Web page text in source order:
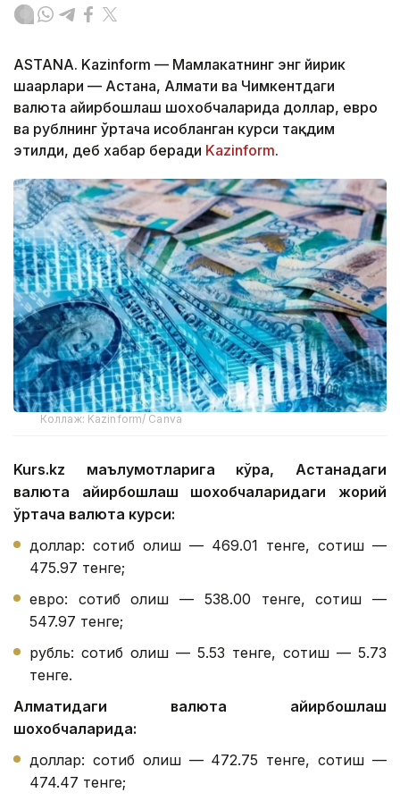
ASTANA. Kazinform — Мамлакатнинг энг йирик
шаҳарлари — Астана, Алмати ва Чимкентдаги
валюта айирбошлаш шохобчаларида доллар, евро
ва рублнинг ўртача ҳисобланган курси тақдим
этилди, деб хабар беради Kazinform.
Коллаж: Kazinform/ Canva
Kurs.kz маълумотларига кўра, Астанадаги
валюта айирбошлаш шохобчаларидаги жорий
ўртача валюта курси:
доллар: сотиб олиш — 469.01 тенге, сотиш —
475.97 тенге;
евро: сотиб олиш — 538.00 тенге, сотиш —
547.97 тенге;
рубль: сотиб олиш — 5.53 тенге, сотиш — 5.73
тенге.
Алматидаги валюта айирбошлаш
шохобчаларида:
доллар: сотиб олиш — 472.75 тенге, сотиш —
474.47 тенге;